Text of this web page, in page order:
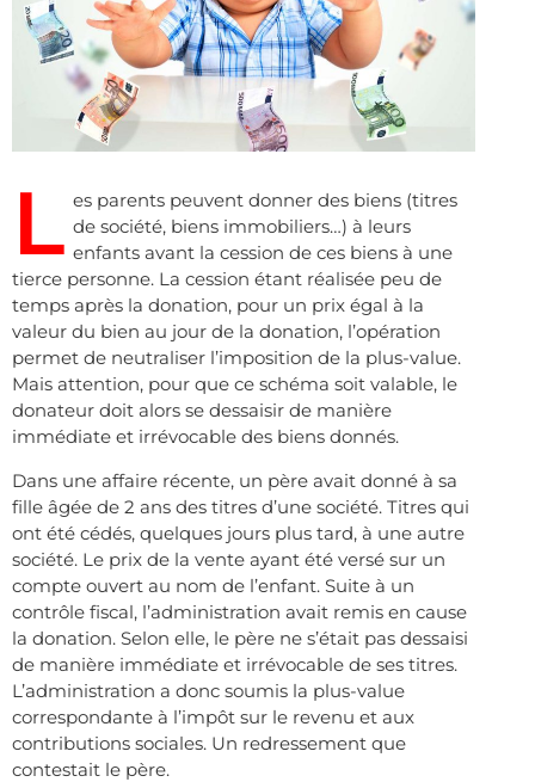
L es parents peuvent donner des biens (titres
de société, biens immobiliers…) à leurs
enfants avant la cession de ces biens à une
tierce personne. La cession étant réalisée peu de
temps après la donation, pour un prix égal à la
valeur du bien au jour de la donation, l’opération
permet de neutraliser l’imposition de la plus-value.
Mais attention, pour que ce schéma soit valable, le
donateur doit alors se dessaisir de manière
immédiate et irrévocable des biens donnés.
Dans une affaire récente, un père avait donné à sa
fille âgée de 2 ans des titres d’une société. Titres qui
ont été cédés, quelques jours plus tard, à une autre
société. Le prix de la vente ayant été versé sur un
compte ouvert au nom de l’enfant. Suite à un
contrôle fiscal, l’administration avait remis en cause
la donation. Selon elle, le père ne s’était pas dessaisi
de manière immédiate et irrévocable de ses titres.
L’administration a donc soumis la plus-value
correspondante à l’impôt sur le revenu et aux
contributions sociales. Un redressement que
contestait le père.